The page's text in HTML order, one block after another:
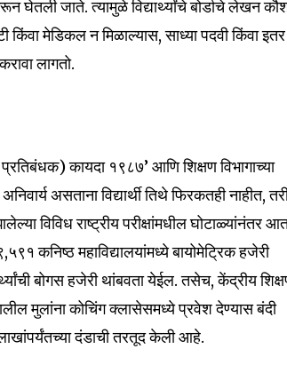
32,111
Followers
घेतली जाते. त्यामुळे विद्यार्थ्यांचे बोर्डाचे लेखन
मेडिकल न मिळाल्यास, साध्या पदवी किंवा इतर
लागतो.
कायदा १९८७’ आणि शिक्षण विभागाच्या
असताना विद्यार्थी तिथे फिरकतही नाहीत,
विविध राष्ट्रीय परीक्षांमधील घोटाळ्यांनंतर
कनिष्ठ महाविद्यालयांमध्ये बायोमेट्रिक हजेरी
बोगस हजेरी थांबवता येईल. तसेच, केंद्रीय
मुलांना कोचिंग क्लासेसमध्ये प्रवेश देण्यास बंदी
दंडाची तरतूद केली आहे.